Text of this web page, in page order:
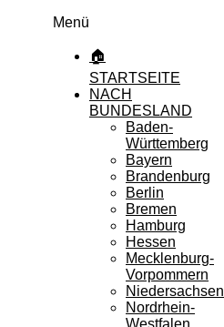
Menü
🏠
STARTSEITE
NACH
BUNDESLAND
Baden-
Württemberg
Bayern
Brandenburg
Berlin
Bremen
Hamburg
Hessen
Mecklenburg-
Vorpommern
Niedersachsen
Nordrhein-
Westfalen